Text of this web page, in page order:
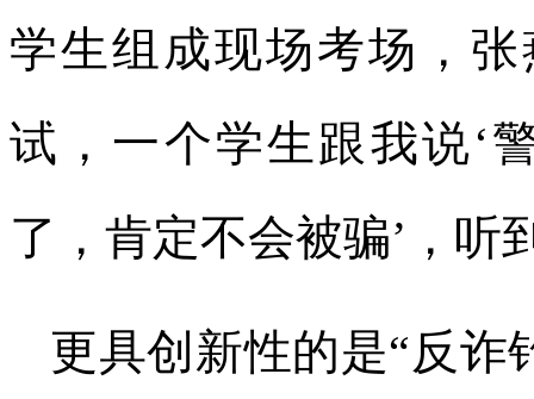
学生组成现场考场，
试，一个学生跟我说‘
了，肯定不会被骗’，听
更具创新性的是“反诈